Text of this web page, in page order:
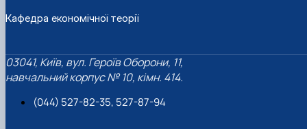
Кафедра економічної теорії
03041, Київ, вул. Героїв Оборони, 11,
навчальний корпус № 10, кімн. 414.
(044) 527-82-35, 527-87-94